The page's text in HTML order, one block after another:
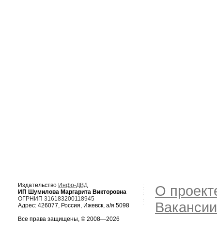
Издательство Инфо-ДВД
ИП Шумилова Маргарита Викторовна
ОГРНИП 316183200118945
Адрес: 426077, Россия, Ижевск, а/я 5098
Все права защищены, © 2008—2026
О
Вакансии